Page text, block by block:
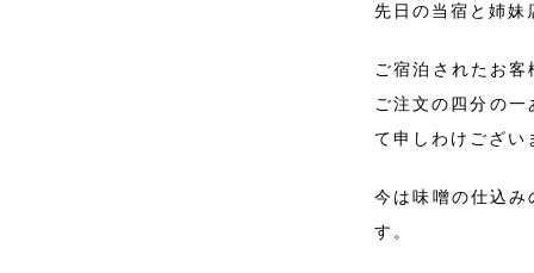
先日の当宿と姉
ご宿泊されたお
ご注文の四分の
て申しわけござい
今は味噌の仕込
す。